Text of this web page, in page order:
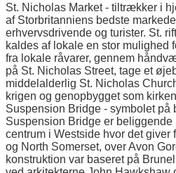
St. Nicholas Market - tiltrækker i
af Storbritanniens bedste
erhvervsdrivende og turister. St.
kaldes af lokale en stor mulighed
fra lokale råvarer, gennem
på St. Nicholas Street, tage et
middelalderlig St. Nicholas
krigen og genopbygget som
Suspension Bridge - symbolet på
Suspension Bridge er beliggende
centrum i Westside hvor det giver
og North Somerset, over Avon
konstruktion var baseret på